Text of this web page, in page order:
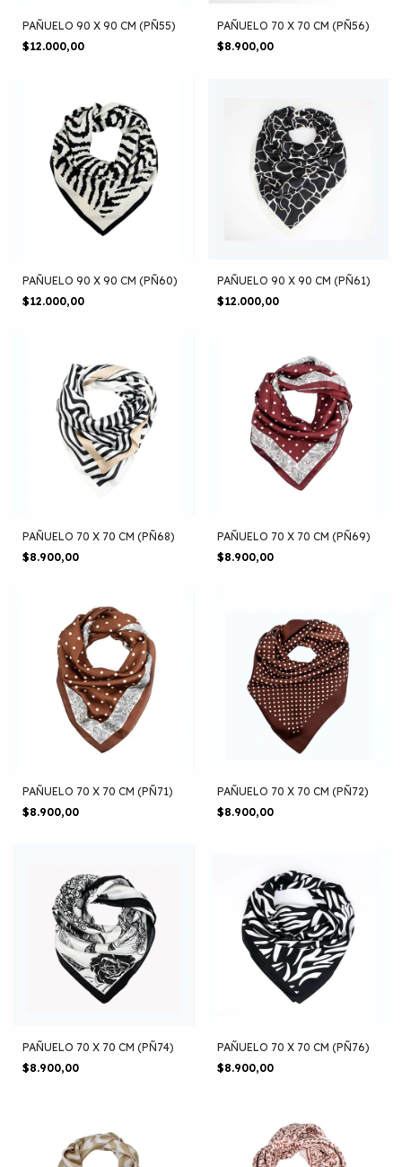
PAÑUELO 90 X 90 CM (PÑ55)
$12.000,00
PAÑUELO 70 X 70 CM (PÑ56)
$8.900,00
PAÑUELO 90 X 90 CM (PÑ60)
$12.000,00
PAÑUELO 90 X 90 CM (PÑ61)
$12.000,00
PAÑUELO 70 X 70 CM (PÑ68)
$8.900,00
PAÑUELO 70 X 70 CM (PÑ69)
$8.900,00
PAÑUELO 70 X 70 CM (PÑ71)
$8.900,00
PAÑUELO 70 X 70 CM (PÑ72)
$8.900,00
PAÑUELO 70 X 70 CM (PÑ74)
$8.900,00
PAÑUELO 70 X 70 CM (PÑ76)
$8.900,00